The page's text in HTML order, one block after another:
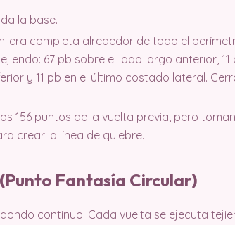
la base.
completa alrededor de todo el
67 pb sobre el lado largo anterior, 11
y 11 pb en el último costado lateral.
156 puntos de la vuelta previa, pero
crear la línea de quiebre.
Fantasía Circular)
continuo. Cada vuelta se ejecuta